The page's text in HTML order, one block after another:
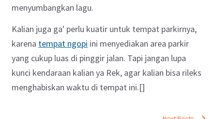
menyumbangkan lagu.
Kalian juga ga' perlu kuatir untuk tempat parkirnya,
karena tempat ngopi ini menyediakan area parkir
yang cukup luas di pinggir jalan. Tapi jangan lupa
kunci kendaraan kalian ya Rek, agar kalian bisa rileks
menghabiskan waktu di tempat ini.[]